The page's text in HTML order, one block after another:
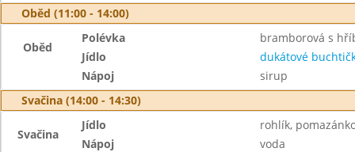
Oběd (11:00 - 14:00)
Oběd
Polévka
bramborová s
Jídlo
dukátové
Nápoj
sirup
Svačina (14:00 - 14:30)
Svačina
Jídlo
rohlík,
Nápoj
voda